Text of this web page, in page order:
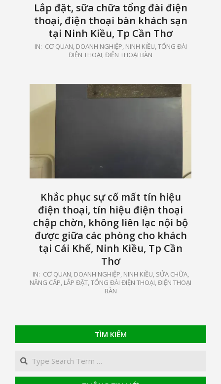
Lắp đặt, sữa chữa tổng đài điện
thoại, điện thoại bàn khách sạn
tại Ninh Kiều, Tp Cần Thơ
2024-
IN: CƠ QUAN, DOANH NGHIỆP NINH KIỀU TỔNG ĐÀI
ĐIỆN THOẠI, ĐIỆN THOẠI BÀN
Khắc phục sự cố mất tín hiệu
điện thoại, tín hiệu điện thoại
chập chờn, không liên lạc nội bộ
được giữa các phòng cho khách
tại Cái Khế, Ninh Kiều, Tp Cần
Thơ
2022-
08-
IN: CƠ QUAN, DOANH NGHIỆP, NINH KIỀU, SỬA CHỮA,
NÂNG CẤP, LẮP ĐẶT,TỔNG ĐÀI ĐIỆN THOẠI, ĐIỆN THOẠI
BÀN
TÌM KIẾM
Search